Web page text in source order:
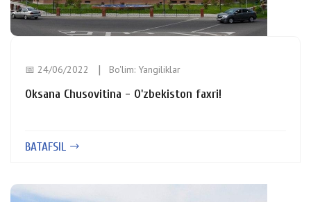
📅 24/06/2022 Bo'lim: Yangiliklar
Oksana Chusovitina - O'zbekiston faxri!
BATAFSIL